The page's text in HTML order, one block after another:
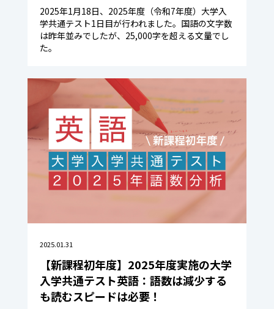
2025年1月18日、2025年度（令和7年度）大学入
学共通テスト1日目が行われました。国語の文字数
は昨年並みでしたが、25,000字を超える文量でし
た。
2025.01.31
【新課程初年度】2025年度実施の大学
入学共通テスト英語：語数は減少する
も読むスピードは必要！